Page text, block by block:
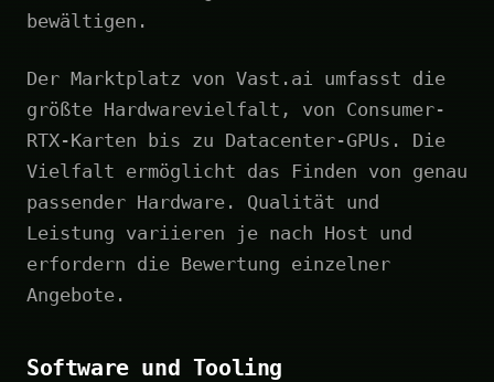
bewältigen.
Der Marktplatz von Vast.ai umfasst die
größte Hardwarevielfalt, von Consumer-
RTX-Karten bis zu Datacenter-GPUs. Die
Vielfalt ermöglicht das Finden von genau
passender Hardware. Qualität und
Leistung variieren je nach Host und
erfordern die Bewertung einzelner
Angebote.
Software und Tooling